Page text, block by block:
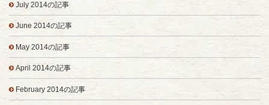
July 2014の記事
June 2014の記事
May 2014の記事
April 2014の記事
February 2014の記事